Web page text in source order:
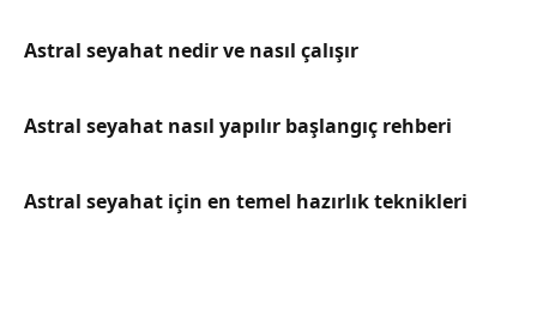
Astral seyahat nedir ve nasıl çalışır
Astral seyahat nasıl yapılır başlangıç rehberi
Astral seyahat için en temel hazırlık teknikleri